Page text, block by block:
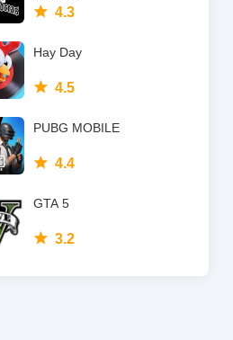
4.3
Hay Day
4.5
PUBG MOBILE
4.4
GTA 5
3.2